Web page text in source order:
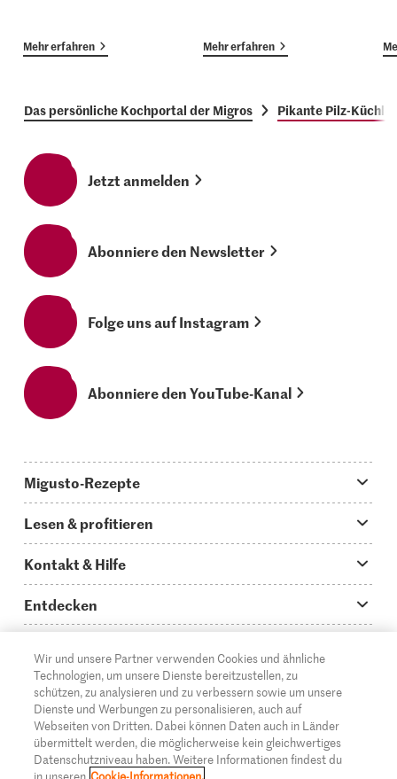
Mehr erfahren Mehr erfahren
Das persönliche Kochportal der Migros Pikante Pilz-
Jetzt anmelden
Abonniere den Newsletter
Folge uns auf Instagram
Abonniere den YouTube-Kanal
Migusto-Rezepte
Was koche ich heute?
Hauptgerichte
Schnelle & einfache Rezepte
Apéro & Fingerfood
Backen
Rezepte für Familien & Kinder
Alle Rezeptkategorien
Lesen & profitieren
Storys
How to-Videos
Glossar
Migusto Login
Migusto Printmagazin
Kontakt & Hilfe
Infos zum Kochen mit Migusto
Kontakt
Mediadaten Werbetreibende
Impressum
Entdecken
Supermarkt
Migros Online
Über die Migros
Filialen
© 2026 Migros-Genossenschafts-Bund
DE FR IT
Wir und unsere Partner verwenden Cookies und ähnliche
Technologien, um unsere Dienste bereitzustellen, zu
schützen, zu analysieren und zu verbessern sowie um unsere
Dienste und Werbungen zu personalisieren, auch auf
Webseiten von Dritten. Dabei können Daten auch in Länder
übermittelt werden, die möglicherweise kein gleichwertiges
Datenschutzniveau haben. Weitere Informationen findest du